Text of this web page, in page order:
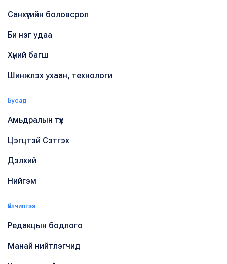
Санхүүгийн боловсрол
Би нэг удаа
Хүний багш
Шинжлэх ухаан, технологи
Бусад
Амьдралын түүх
Цэгцтэй Сэтгэх
Дэлхий
Нийгэм
Үйлчилгээ
Редакцын бодлого
Манай нийтлэгчид